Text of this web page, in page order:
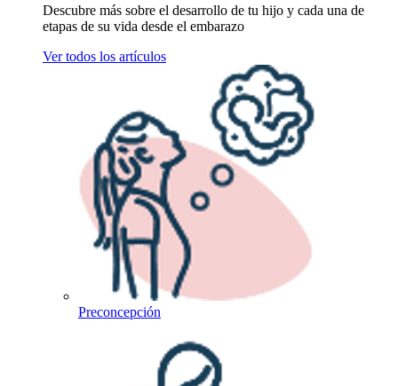
Descubre más sobre el desarrollo de tu hijo y cada una de
etapas de su vida desde el embarazo
Ver todos los artículos
Preconcepción